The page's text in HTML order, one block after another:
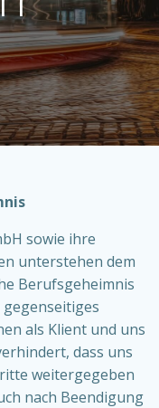
sowie ihre
unterstehen dem
Berufsgeheimnis
als Klient und uns
dass uns
weitergegeben
nach Beendigung